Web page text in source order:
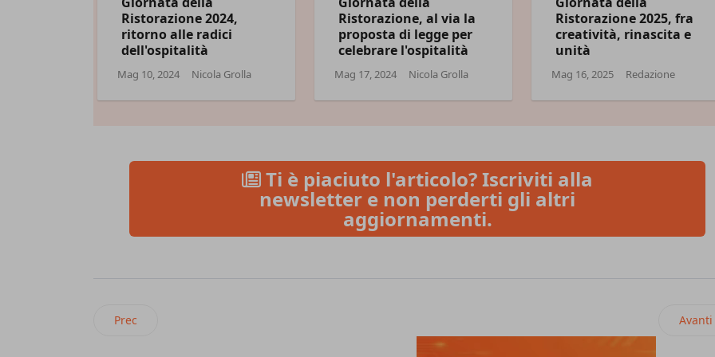
Ristorazione 2024,
ritorno alle radici
dell'ospitalità
Mag 10, 2024 Nicola Grolla
Ristorazione, al via la
proposta di legge per
celebrare l'ospitalità
Mag 17, 2024 Nicola Grolla
Ristorazione 2025, fra
creatività, rinascita e
unità
Mag 16, 2025 Redazione
Ti è piaciuto l'articolo? Iscriviti alla
newsletter e non perderti gli altri
aggiornamenti.
Articolo precedente: Venditalia 2026 al via: ecco i temi al centro del vending
Prec Avanti